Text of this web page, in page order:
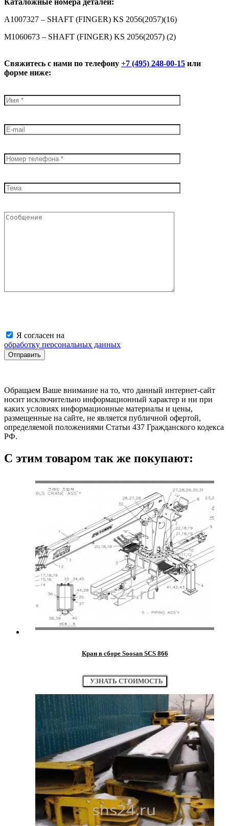
Каталожные номера деталей:
A1007327 – SHAFT (FINGER) KS 2056(2057)(16)
M1060673 – SHAFT (FINGER) KS 2056(2057) (2)
Свяжитесь с нами по телефону +7 (495) 248-00-15 или
форме ниже:
Я согласен на
обработку персональных данных
Обращаем Ваше внимание на то, что данный интернет-сайт
носит исключительно информационный характер и ни при
каких условиях информационные материалы и цены,
размещенные на сайте, не является публичной офертой,
определяемой положениями Статьи 437 Гражданского кодекса
РФ.
С этим товаром так же покупают:
Кран в сборе Soosan SCS 866
УЗНАТЬ СТОИМОСТЬ